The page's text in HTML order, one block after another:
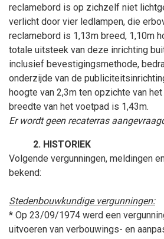
reclamebord is op zichzelf niet
verlicht door vier ledlampen, die
reclamebord is 1,13m breed, 1,10m
totale uitsteek van deze inrichting
inclusief bevestigingsmethode,
onderzijde van de
hoogte van 2,3m ten opzichte van
breedte van het voetpad is 1,43m.
Er wordt geen recaterras
HISTORIEK
Volgende vergunningen, meldingen
bekend:
Stedenbouwkundige vergunningen:
* Op 23/09/1974 werd een
uitvoeren van verbouwings- en